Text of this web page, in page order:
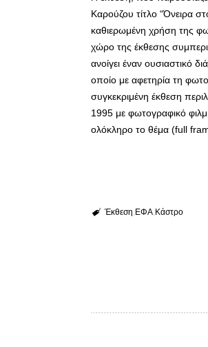
Καρούζου τίτλο “Όνειρα
καθιερωμένη χρήση της
χώρο της έκθεσης
ανοίγει έναν ουσιαστικό
οποίο με αφετηρία τη
συγκεκριμένη έκθεση
1995 με φωτογραφικό
ολόκληρο το θέμα (full
Έκθεση ΕΦΑ Κάστρο